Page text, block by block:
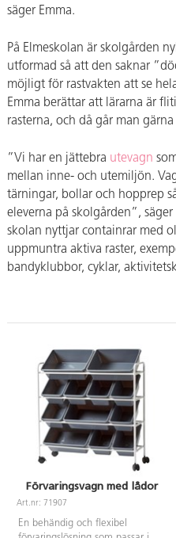
säger Emma.
På Elmeskolan är skolgården
utformad så att den saknar
möjligt för rastvakten att se
Emma berättar att lärarna är
rasterna, och då går man gärna
”Vi har en jättebra utevagn
mellan inne- och utemiljön.
tärningar, bollar och hopprep
eleverna på skolgården”,
skolan nyttjar containrar med
uppmuntra aktiva raster,
bandyklubbor, cyklar,
Förvaringsvagn med lådor
Art.nr: 71907
En behändig och flexibel